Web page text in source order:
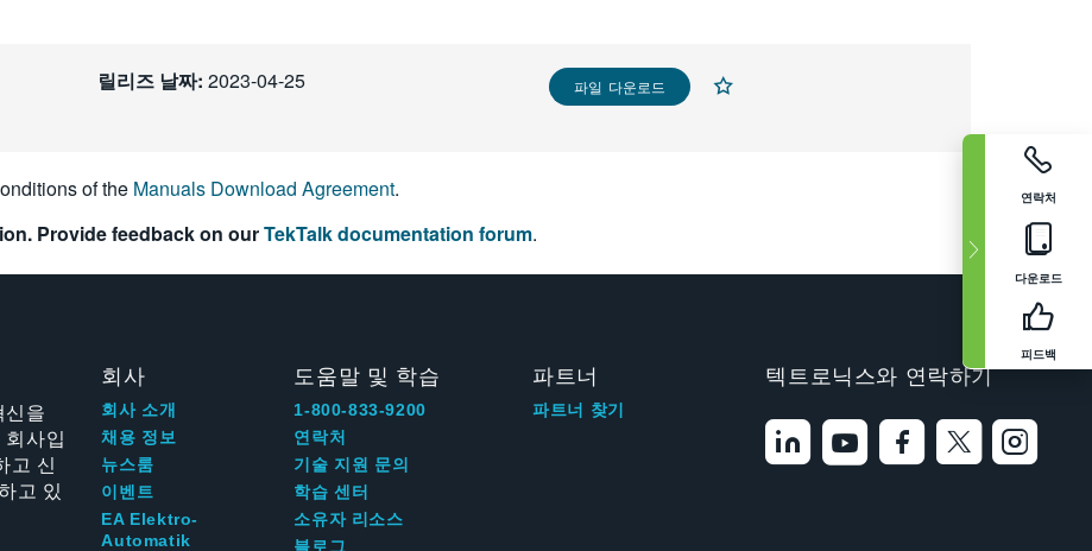
연락처
다운로드
피드백
릴리즈 날짜: 2023-04-25 파일 다운로드
of the Manuals Download Agreement.
Provide feedback on ourTekTalk documentation forum.
을
사입
고 신
고 있
회사
회사 소개
채용 정보
뉴스룸
이벤트
EA Elektro-
Automatik
도움말 및 학습
1-800-833-9200
연락처
기술 지원 문의
학습 센터
소유자 리소스
블로그
파트너
파트너 찾기
텍트로닉스와 연락하기